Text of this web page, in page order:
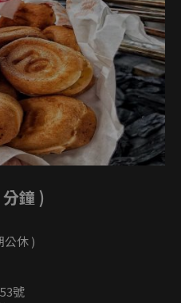
鐘 )
公休 )
號